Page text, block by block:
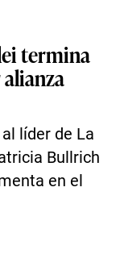
termina
líder de La
Bullrich
en el